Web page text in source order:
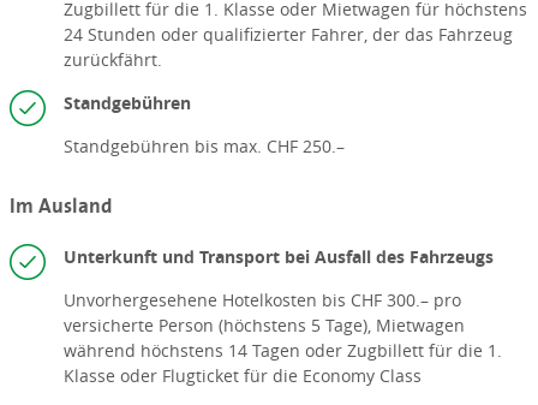
Zugbillett für die 1. Klasse oder Mietwagen für höchstens
24 Stunden oder qualifizierter Fahrer, der das Fahrzeug
zurückfährt.
Standgebühren
Standgebühren bis max. CHF 250.–
Im Ausland
Unterkunft und Transport bei Ausfall des Fahrzeugs
Unvorhergesehene Hotelkosten bis CHF 300.– pro
versicherte Person (höchstens 5 Tage), Mietwagen
während höchstens 14 Tagen oder Zugbillett für die 1.
Klasse oder Flugticket für die Economy Class